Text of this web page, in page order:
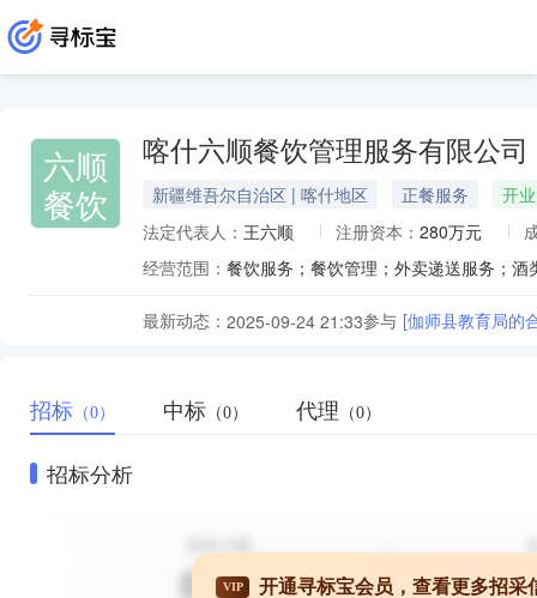
六顺
餐饮
喀什六顺餐饮管理服务有限公司
新疆维吾尔自治区 | 喀什地区 正餐服务
开业
法定代表人： 王六顺 注册资本： 280万元
经营范围：
最新动态： 2025-09-24 21:33参与 [伽师县教育局的
招标 （0） 中标 （0） 代理 （0）
招标分析
VIP 开通寻标宝会员，查看更多招采